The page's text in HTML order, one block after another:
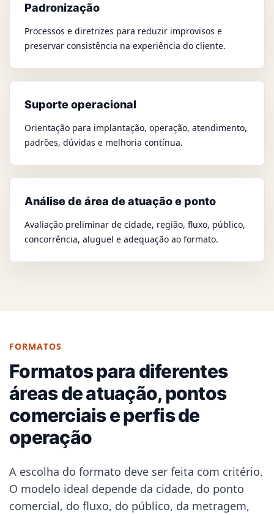
Padronização
Processos e diretrizes para reduzir improvisos e
preservar consistência na experiência do cliente.
Suporte operacional
Orientação para implantação, operação, atendimento,
padrões, dúvidas e melhoria contínua.
Análise de área de atuação e ponto
Avaliação preliminar de cidade, região, fluxo, público,
concorrência, aluguel e adequação ao formato.
FORMATOS
Formatos para diferentes
áreas de atuação, pontos
comerciais e perfis de
operação
A escolha do formato deve ser feita com critério.
O modelo ideal depende da cidade, do ponto
comercial, do fluxo, do público, da metragem,